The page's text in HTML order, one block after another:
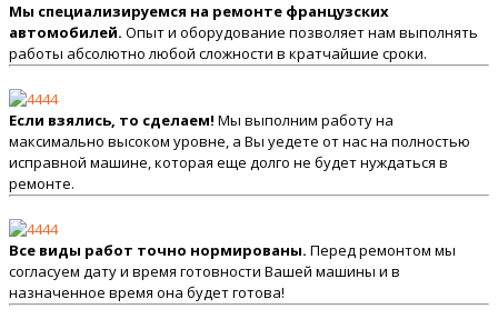
Мы специализируемся на ремонте французских
автомобилей. Опыт и оборудование позволяет нам выполнять
работы абсолютно любой сложности в кратчайшие сроки.
Если взялись, то сделаем! Мы выполним работу на
максимально высоком уровне, а Вы уедете от нас на полностью
исправной машине, которая еще долго не будет нуждаться в
ремонте.
Все виды работ точно нормированы. Перед ремонтом мы
согласуем дату и время готовности Вашей машины и в
назначенное время она будет готова!